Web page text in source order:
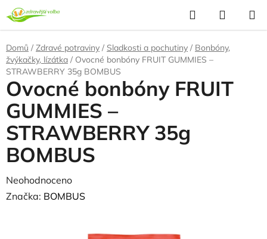
Přejít
na
obsah
Hledat
KOŠÍK
Domů / Zdravé potraviny / Sladkosti a pochutiny / Bonbóny,
žvýkačky, lízátka / Ovocné bonbóny FRUIT GUMMIES –
STRAWBERRY 35g BOMBUS
Ovocné bonbóny FRUIT
GUMMIES –
STRAWBERRY 35g
BOMBUS
Průměrné
hodnocení
Neohodnoceno
Značka: BOMBUS